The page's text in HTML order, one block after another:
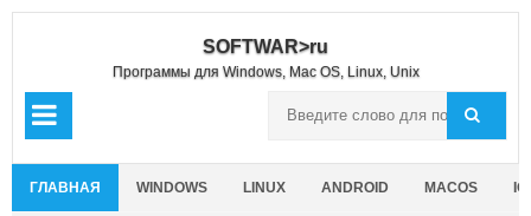
SOFTWAR>ru
Программы для Windows, Mac OS, Linux, Unix
ГЛАВНАЯ WINDOWS LINUX ANDROID MACOS